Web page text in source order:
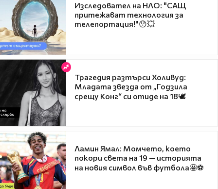
Изследовател на НЛО: "САЩ
притежават технология за
телепортация!"😯💥
Трагедия разтърси Холивуд:
Младата звезда от „Годзила
срещу Конг“ си отиде на 18🕊️
Ламин Ямал: Момчето, което
покори света на 19 — историята
на новия символ във футбола🤩⚽